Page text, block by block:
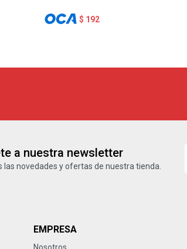
$ 192
a nuestra newsletter
las novedades y ofertas de nuestra tienda.
EMPRESA
Nosotros